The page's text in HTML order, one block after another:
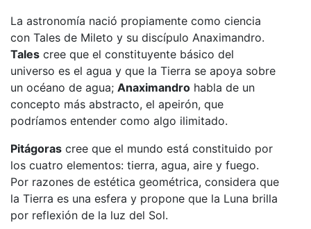
La astronomía nació propiamente como ciencia
con Tales de Mileto y su discípulo Anaximandro.
Tales cree que el constituyente básico del
universo es el agua y que la Tierra se apoya sobre
un océano de agua; Anaximandro habla de un
concepto más abstracto, el apeirón, que
podríamos entender como algo ilimitado.
Pitágoras cree que el mundo está constituido por
los cuatro elementos: tierra, agua, aire y fuego.
Por razones de estética geométrica, considera que
la Tierra es una esfera y propone que la Luna brilla
por reflexión de la luz del Sol.